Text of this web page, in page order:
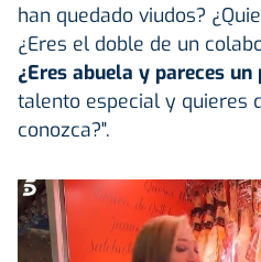
han quedado viudos?
¿Eres el doble de un
¿Eres abuela y pareces un
talento especial y quieres
conozca?".